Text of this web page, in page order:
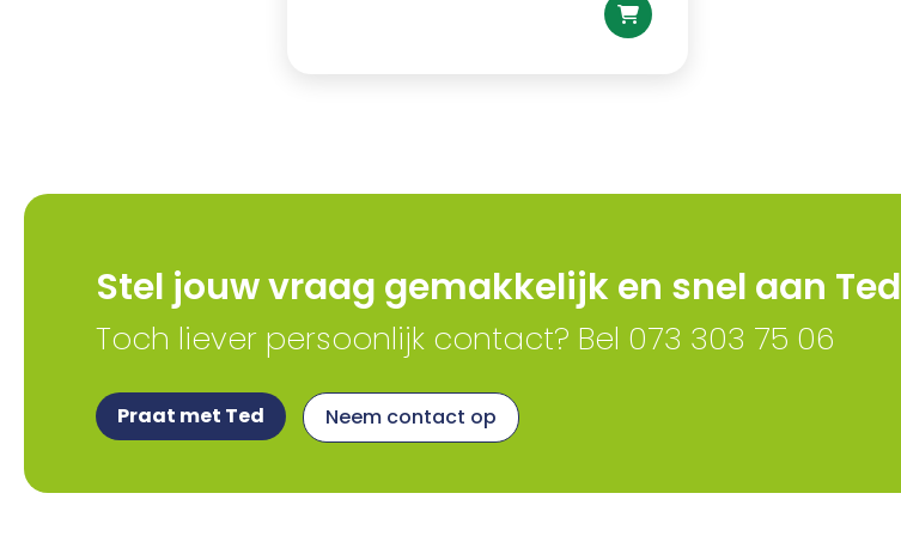
Stel jouw vraag gemakkelijk en snel aan Ted
Toch liever persoonlijk contact? Bel 073 303 75 06
Praat met Ted Neem contact op